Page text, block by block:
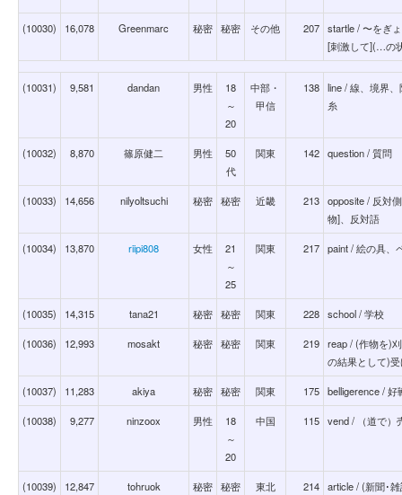
(10030) 16,078 Greenmarc 秘密 秘密 その他 207 startle / 〜をぎ
[刺激して](…の
(10031) 9,581 dandan 男性
18
～
20
中部・
甲信
138 line / 線、境界
糸
(10032) 8,870 篠原健二 男性
50
代
関東 142 question / 質問
(10033) 14,656 nilyoltsuchi 秘密 秘密 近畿 213 opposite / 反対
物]、反対語
(10034) 13,870 riipi808 女性
21
～
25
関東 217 paint / 絵の具、
(10035) 14,315 tana21 秘密 秘密 関東 228 school / 学校
(10036) 12,993 mosakt 秘密 秘密 関東 219 reap / (作物を)
の結果として)
(10037) 11,283 akiya 秘密 秘密 関東 175 belligerence /
(10038) 9,277 ninzoox 男性
18
～
20
中国 115 vend / （道で）
(10039) 12,847 tohruok 秘密 秘密 東北 214 article / (新聞･